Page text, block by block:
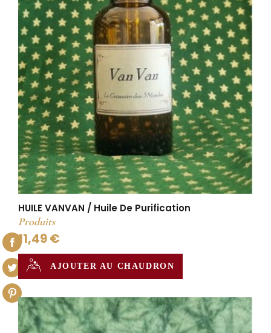
HUILE VANVAN / Huile De Purification
Produits
11,49 €
AJOUTER AU CHAUDRON